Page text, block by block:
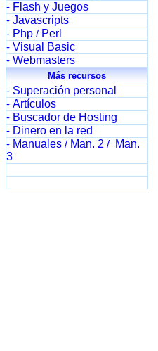
- Flash y Juegos
- Javascripts
- Php / Perl
- Visual Basic
- Webmasters
Más recursos
- Superación personal
- Artículos
- Buscador de Hosting
- Dinero en la red
- Manuales / Man. 2 /
Man.
3